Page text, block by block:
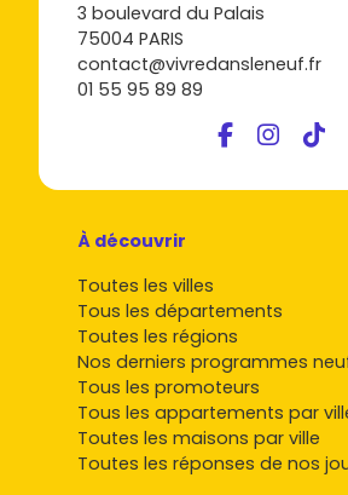
3 boulevard du Palais
75004 PARIS
contact@vivredansleneuf.fr
01 55 95 89 89
À découvrir
Toutes les villes
Tous les départements
Toutes les régions
Nos derniers programmes
Tous les promoteurs
Tous les appartements par
Toutes les maisons par ville
Toutes les réponses de nos